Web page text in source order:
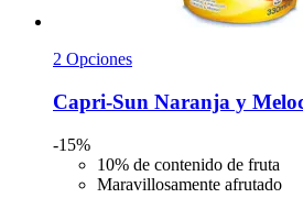
2 Opciones
Capri-Sun Naranja y
-15%
10% de contenido de fruta
Maravillosamente afrutado